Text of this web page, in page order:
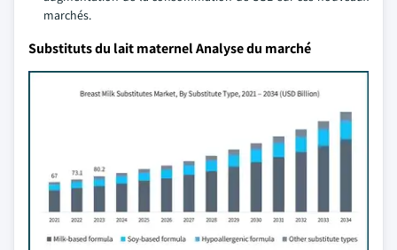
marchés.
Substituts du lait maternel Analyse du marché